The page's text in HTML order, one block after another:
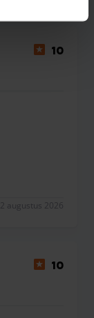
10
2 augustus 2026
10